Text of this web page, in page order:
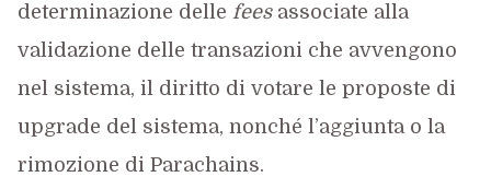
determinazione delle feesassociate alla
validazione delle transazioni che avvengono
nel sistema, il diritto di votare le proposte di
upgrade del sistema, nonché l’aggiunta o la
rimozione di Parachains.